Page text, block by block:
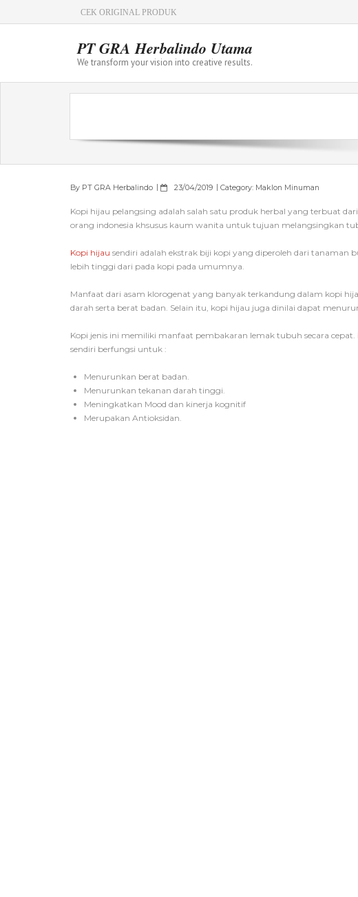
CEK ORIGINAL PRODUK
PT GRA Herbalindo Utama
We transform your vision into creative results.
By PT GRA Herbalindo 23/04/2019 Category: Maklon Minuman
Kopi hijau pelangsing adalah salah satu produk herbal yang terbuat
orang indonesia khsusus kaum wanita untuk tujuan melangsingkan
Kopi hijau sendiri adalah ekstrak biji kopi yang diperoleh dari
lebih tinggi dari pada kopi pada umumnya.
Manfaat dari asam klorogenat yang banyak terkandung dalam kopi
darah serta berat badan. Selain itu, kopi hijau juga dinilai dapat
Kopi jenis ini memiliki manfaat pembakaran lemak tubuh secara
sendiri berfungsi untuk :
Menurunkan berat badan.
Menurunkan tekanan darah tinggi.
Meningkatkan Mood dan kinerja kognitif
Merupakan Antioksidan.